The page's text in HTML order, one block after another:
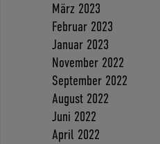
März 2023
Februar 2023
Januar 2023
November 2022
September 2022
August 2022
Juni 2022
April 2022